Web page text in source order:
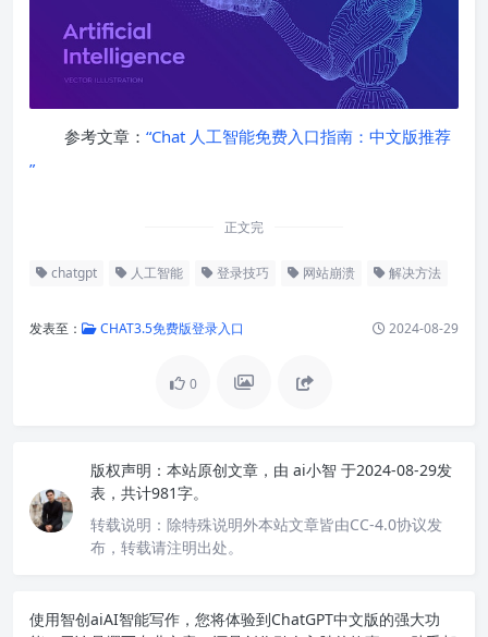
参考文章： “Chat 人工智能免费入口指南：中文版推荐
”
正文完
chatgpt 人工智能 登录技巧 网站崩溃 解决方法
发表至： CHAT3.5免费版登录入口 2024-08-29
0
版权声明： 本站原创文章，由 ai小智 于2024-08-29发
表，共计981字。
转载说明： 除特殊说明外本站文章皆由CC-4.0协议发
布，转载请注明出处。
使用智创aiAI智能写作 ，您将体验到ChatGPT中文版的强大功